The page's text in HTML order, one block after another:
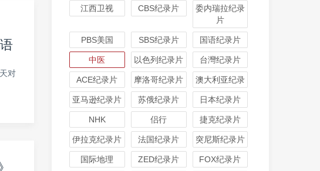
对
江西卫视 CBS纪录片
委内瑞拉纪录
片
PBS美国 SBS纪录片 国语纪录片
中医 以色列纪录片 台灣纪录片
ACE纪录片 摩洛哥纪录片 澳大利亚纪录
亚马逊纪录片 苏俄纪录片 日本纪录片
NHK 侣行 捷克纪录片
伊拉克纪录片 法国纪录片 突尼斯纪录片
国际地理 ZED纪录片 FOX纪录片